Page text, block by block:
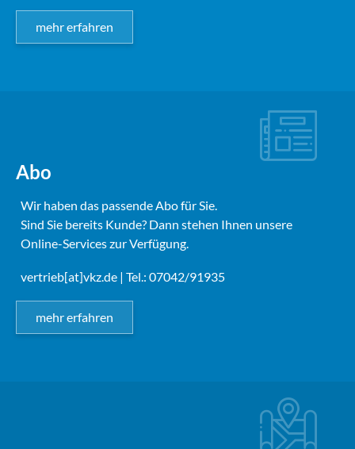
mehr erfahren
Abo
Wir haben das passende Abo für Sie.
Sind Sie bereits Kunde? Dann stehen Ihnen unsere
Online-Services zur Verfügung.
vertrieb[at]vkz.de | Tel.: 07042/91935
mehr erfahren